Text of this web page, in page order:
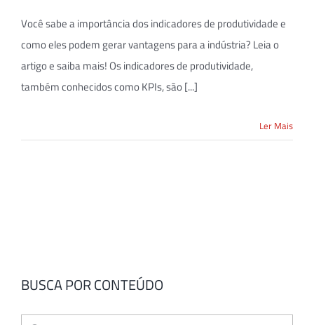
Você sabe a importância dos indicadores de produtividade e
como eles podem gerar vantagens para a indústria? Leia o
artigo e saiba mais! Os indicadores de produtividade,
também conhecidos como KPIs, são [...]
Ler Mais
BUSCA POR CONTEÚDO